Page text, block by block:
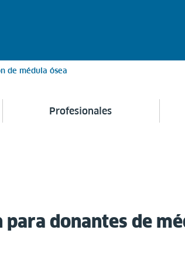
de médula ósea
Profesionales
donantes de